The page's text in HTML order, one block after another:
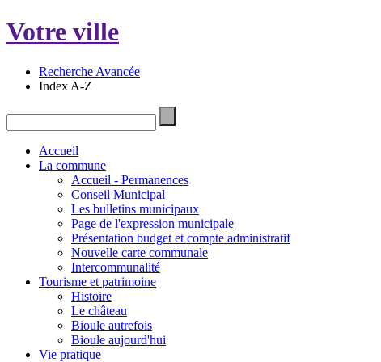
Votre ville
Recherche Avancée
Index A-Z
Accueil
La commune
Accueil - Permanences
Conseil Municipal
Les bulletins municipaux
Page de l'expression municipale
Présentation budget et compte administratif
Nouvelle carte communale
Intercommunalité
Tourisme et patrimoine
Histoire
Le château
Bioule autrefois
Bioule aujourd'hui
Vie pratique